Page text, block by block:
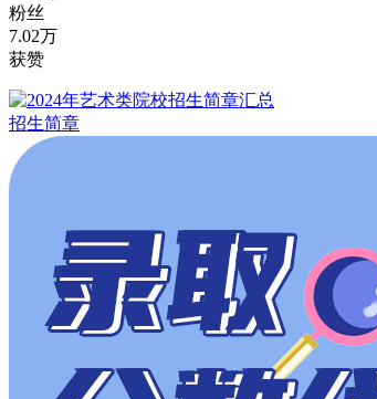
粉丝
7.02万
获赞
招生简章